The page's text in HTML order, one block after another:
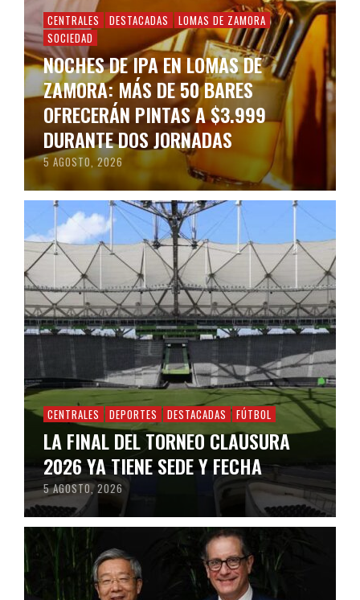
CENTRALES DESTACADAS
LOMAS DE ZAMORA
SOCIEDAD
NOCHES DE IPA EN LOMAS DE
ZAMORA: MÁS DE 50 BARES
OFRECERÁN PINTAS A $3.999
DURANTE DOS JORNADAS
5 AGOSTO, 2026
CENTRALES DEPORTES DESTACADAS FÚTBOL
LA FINAL DEL TORNEO CLAUSURA
2026 YA TIENE SEDE Y FECHA
5 AGOSTO, 2026